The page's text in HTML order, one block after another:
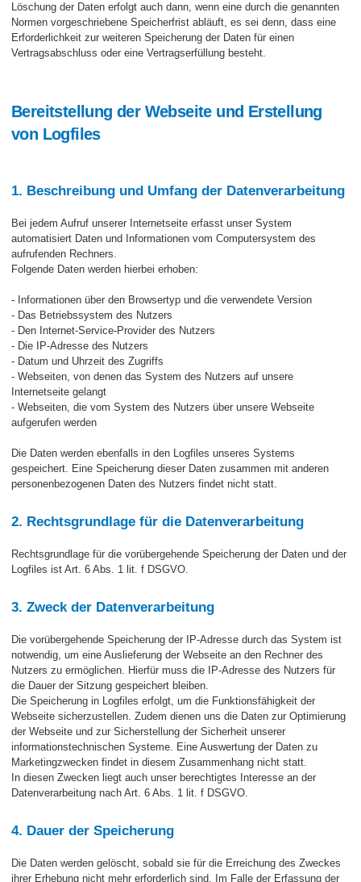
Löschung der Daten erfolgt auch dann, wenn eine durch die genannten
Normen vorgeschriebene Speicherfrist abläuft, es sei denn, dass eine
Erforderlichkeit zur weiteren Speicherung der Daten für einen
Vertragsabschluss oder eine Vertragserfüllung besteht.
Bereitstellung der Webseite und Erstellung
von Logfiles
1. Beschreibung und Umfang der Datenverarbeitung
Bei jedem Aufruf unserer Internetseite erfasst unser System
automatisiert Daten und Informationen vom Computersystem des
aufrufenden Rechners.
Folgende Daten werden hierbei erhoben:
- Informationen über den Browsertyp und die verwendete Version
- Das Betriebssystem des Nutzers
- Den Internet-Service-Provider des Nutzers
- Die IP-Adresse des Nutzers
- Datum und Uhrzeit des Zugriffs
- Webseiten, von denen das System des Nutzers auf unsere
Internetseite gelangt
- Webseiten, die vom System des Nutzers über unsere Webseite
aufgerufen werden
Die Daten werden ebenfalls in den Logfiles unseres Systems
gespeichert. Eine Speicherung dieser Daten zusammen mit anderen
personenbezogenen Daten des Nutzers findet nicht statt.
2. Rechtsgrundlage für die Datenverarbeitung
Rechtsgrundlage für die vorübergehende Speicherung der Daten und der
Logfiles ist Art. 6 Abs. 1 lit. f DSGVO.
3. Zweck der Datenverarbeitung
Die vorübergehende Speicherung der IP-Adresse durch das System ist
notwendig, um eine Auslieferung der Webseite an den Rechner des
Nutzers zu ermöglichen. Hierfür muss die IP-Adresse des Nutzers für
die Dauer der Sitzung gespeichert bleiben.
Die Speicherung in Logfiles erfolgt, um die Funktionsfähigkeit der
Webseite sicherzustellen. Zudem dienen uns die Daten zur Optimierung
der Webseite und zur Sicherstellung der Sicherheit unserer
informationstechnischen Systeme. Eine Auswertung der Daten zu
Marketingzwecken findet in diesem Zusammenhang nicht statt.
In diesen Zwecken liegt auch unser berechtigtes Interesse an der
Datenverarbeitung nach Art. 6 Abs. 1 lit. f DSGVO.
4. Dauer der Speicherung
Die Daten werden gelöscht, sobald sie für die Erreichung des Zweckes
ihrer Erhebung nicht mehr erforderlich sind. Im Falle der Erfassung der